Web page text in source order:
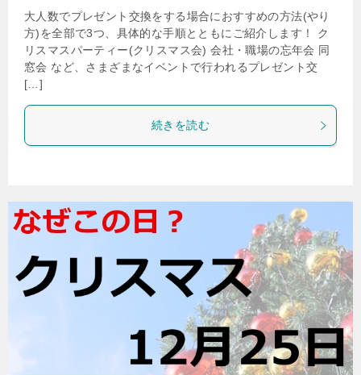
大人数でプレゼント交換をする場合におすすめの方法(やり
方)を全部で3つ、具体的な手順とともにご紹介します！ ク
リスマスパーティー(クリスマス会) 会社・職場の忘年会 同
窓会 など、さまざまなイベントで行われるプレゼント交
[…]
続きを読む